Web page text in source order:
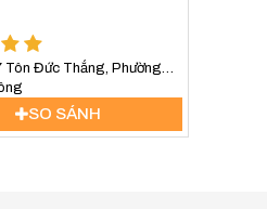
Tôn Đức Thắng, Phường
SO SÁNH